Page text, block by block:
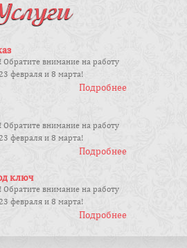
Обратите внимание на работу
февраля и 8 марта!
Подробнее
Обратите внимание на работу
февраля и 8 марта!
Подробнее
ключ
Обратите внимание на работу
февраля и 8 марта!
Подробнее